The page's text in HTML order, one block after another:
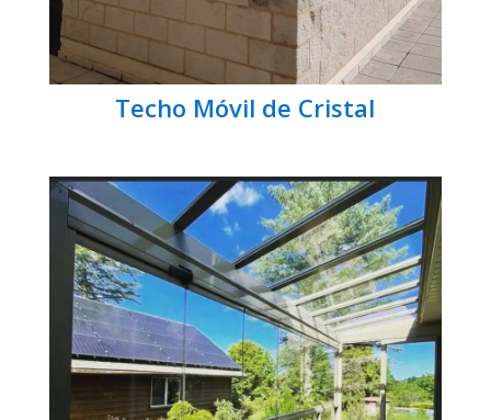
Techo Móvil de Cristal